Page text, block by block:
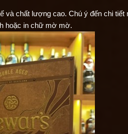
và chất lượng cao. Chú ý đến chi
hoặc in chữ mờ mờ.